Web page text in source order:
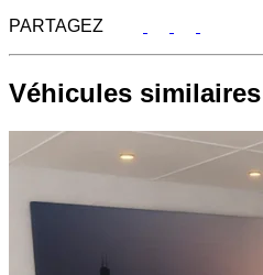
PARTAGEZ
Véhicules similaires